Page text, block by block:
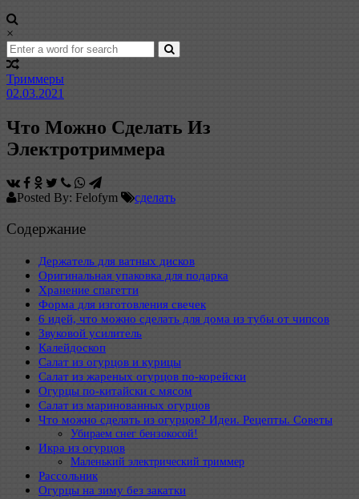
×
Триммеры
02.03.2021
Что Можно Сделать Из
Электротриммера
Posted By: Felofym сделать
Содержание
Держатель для ватных дисков
Оригинальная упаковка для подарка
Хранение спагетти
Форма для изготовления свечек
6 идей, что можно сделать для дома из тубы от чипсов
Звуковой усилитель
Калейдоскоп
Салат из огурцов и курицы
Салат из жареных огурцов по-корейски
Огурцы по-китайски с мясом
Салат из маринованных огурцов
Что можно сделать из огурцов? Идеи. Рецепты. Советы
Убираем снег бензокосой!
Икра из огурцов
Маленький электрический триммер
Рассольник
Огурцы на зиму без закатки